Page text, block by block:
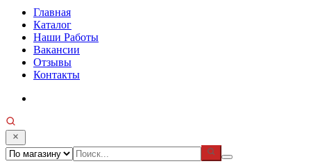
Главная
Каталог
Наши Работы
Вакансии
Отзывы
Контакты